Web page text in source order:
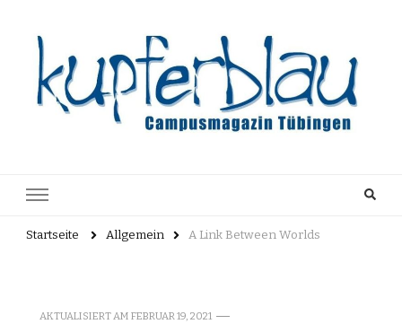
Archiv
Startseite Allgemein A Link Between Worlds
AKTUALISIERT AM FEBRUAR 19, 2021